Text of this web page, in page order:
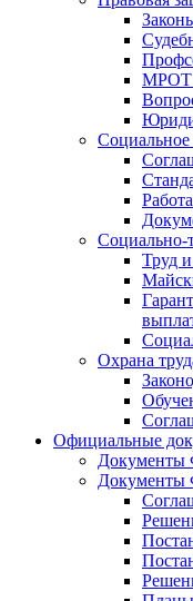
МРОТ
Социальное
Социально-
Труд и
Охрана
Официальные